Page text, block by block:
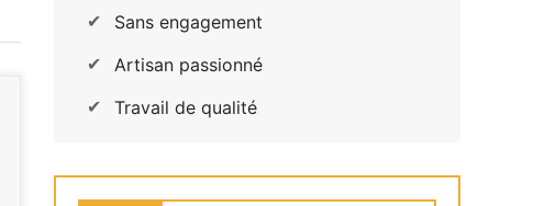
Sans engagement
Artisan passionné
Travail de qualité